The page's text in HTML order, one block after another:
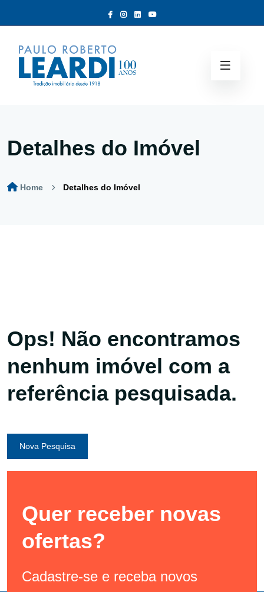
Detalhes do Imóvel
Home Detalhes do Imóvel
Ops! Não encontramos
nenhum imóvel com a
referência pesquisada.
Nova Pesquisa
Quer receber novas
ofertas?
Cadastre-se e receba novos